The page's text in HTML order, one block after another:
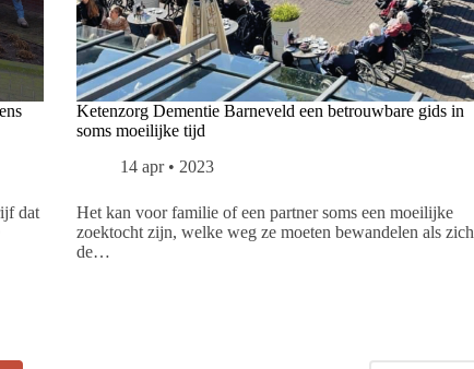
dat
Ketenzorg Dementie Barneveld een betrouwbare gids in
soms moeilijke tijd
14 apr • 2023
Het kan voor familie of een partner soms een moeilijke
zoektocht zijn, welke weg ze moeten bewandelen als zich
de…